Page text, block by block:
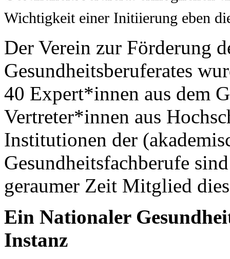
Wichtigkeit einer Initiierung eben
Der Verein zur Förderung
Gesundheitsberuferates
40 Expert*innen aus dem
Vertreter*innen aus
Institutionen der
Gesundheitsfachberufe
geraumer Zeit Mitglied
Ein Nationaler
Instanz